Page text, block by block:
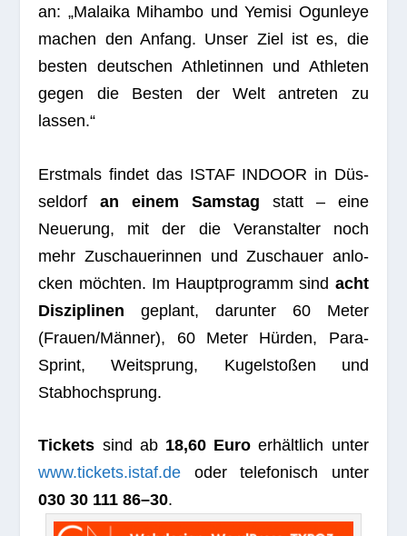
an: „Malaika Mihambo und Yemisi Ogun­leye
machen den Anfang. Unser Ziel ist es, die
bes­ten deut­schen Ath­le­tin­nen und Ath­le­ten
gegen die Bes­ten der Welt antre­ten zu
lassen.“
Erst­mals fin­det das ISTAF INDOOR in Düs­
sel­dorfan einem Sams­tag statt – eine
Neue­rung, mit der die Ver­an­stal­ter noch
mehr Zuschaue­rin­nen und Zuschauer anlo­
cken möch­ten. Im Haupt­pro­gramm sind acht
Dis­zi­pli­nen geplant, dar­un­ter 60 Meter
(Frauen/Männer), 60 Meter Hür­den, Para-
Sprint, Weit­sprung, Kugel­sto­ßen und
Stabhochsprung.
Tickets sind ab 18,60 Euro erhält­lich unter
www.tickets.istaf.de oder tele­fo­nisch unter
030 30 111 86–30.